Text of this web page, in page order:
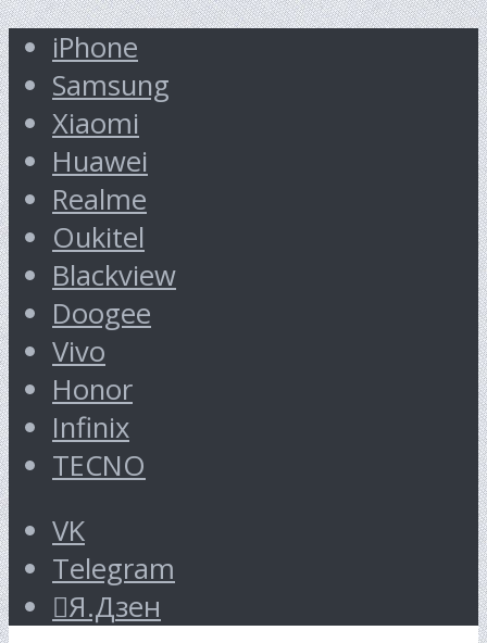
iPhone
Samsung
Xiaomi
Huawei
Realme
Oukitel
Blackview
Doogee
Vivo
Honor
Infinix
TECNO
VK
Telegram
Я.Дзен